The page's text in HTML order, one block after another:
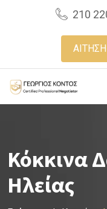
210
Κόκκινα
Ηλείας